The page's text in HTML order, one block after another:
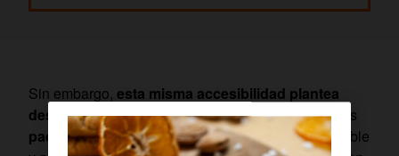
Sin embargo, esta misma accesibilidad plantea
desafíos en materia de seguridad digital. Para los
padresyeducadores, garantizar un uso responsable